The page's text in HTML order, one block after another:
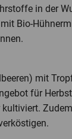
in der
Bio-
mit
für